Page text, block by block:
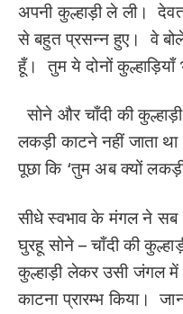
अपनी कुल्हाड़ी ले ली।
से बहुत प्रसन्न हुए। वे बोले
हूँ। तुम ये दोनों
सोने और चाँदी की
लकड़ी काटने नहीं जाता
पूछा कि ‘तुम अब क्यों
सीधे स्वभाव के मंगल ने
घुरहू सोने – चाँदी की
कुल्हाड़ी लेकर उसी जंगल
काटना प्रारम्भ किया।